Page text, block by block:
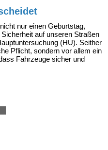
nur einen Geburtstag,
auf unseren Straßen
(HU). Seither
Pflicht, sondern vor allem ein
Fahrzeuge sicher und